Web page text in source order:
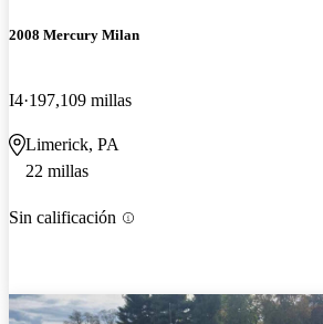
2008 Mercury Milan
I4 197,109 millas
Limerick, PA
22 millas
Sin calificación